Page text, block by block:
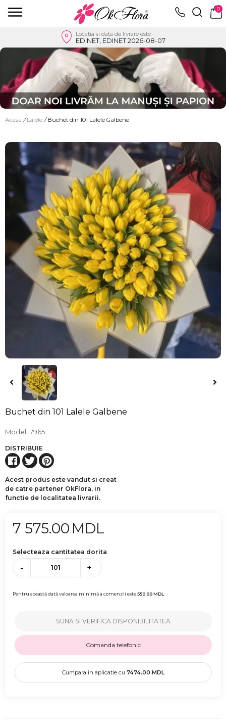
0
Locatia si data de livrare este
EDINET, EDINET 2026-08-07
Acasa / Lalele / Buchet din 101 Lalele Galbene
Buchet din 101 Lalele Galbene
Model 7965
DISTRIBUIE
Acest produs este vandut si creat
de catre partener OkFlora, in
functie de localitatea livrarii.
7 575.00 MDL
Selecteaza cantitatea dorita
- +
Pentru această dată valoarea minimă a comenzii este550.00MDL
SUNA SI VERIFICA DISPONIBILITATEA
Comanda telefonic
Cumpara in aplicatie cu 7474.00 MDL